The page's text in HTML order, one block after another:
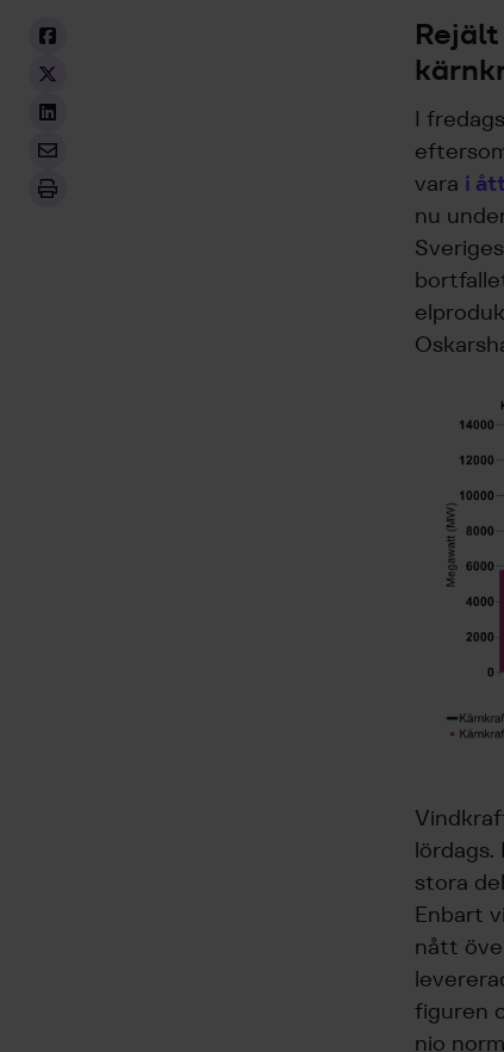
I
vara i
nu
stora
Enbart
nått
figuren
nio